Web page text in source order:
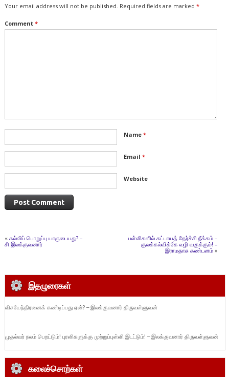
Your email address will not be published. Required fields are marked *
Comment *
Name *
Email *
Website
« கல்விப் பொறுப்பு யாருடையது? –
சி.இலக்குவனார்
பள்ளிகளில் கட்டாயத் தேர்ச்சி நீக்கம் –
குலக்கல்விக்கே வழி வகுக்கும்! –
இராமதாசு கண்டனம் »
இதழுரைகள்
விசயேந்திரனைக் கண்டிப்பது ஏன்? – இலக்குவனார் திருவள்ளுவன்
முதல்வர் நலம் பெறட்டும்! புரளிகளுக்கு முற்றுப்புள்ளி இடட்டும்! – இலக்குவனார் திருவள்ளுவன்
கலைச்சொற்கள்